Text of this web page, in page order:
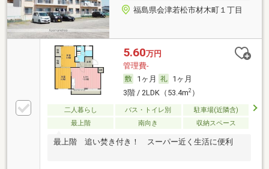
福島県会津若松市材木町１丁目
5.60万円
管理費-
1ヶ月
1ヶ月
3階 / 2LDK（53.4m2）
二人暮らし バス・トイレ別
駐車場(近隣含)
最上階
南向き 収納スペース
最上階 追い焚き付き！ スーパー近く生活に便利